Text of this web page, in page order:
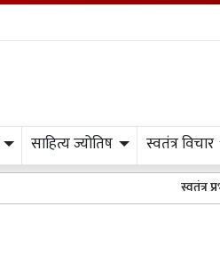
साहित्य ज्योतिष स्वतंत्र विचार
स्वतंत्र प्रभात